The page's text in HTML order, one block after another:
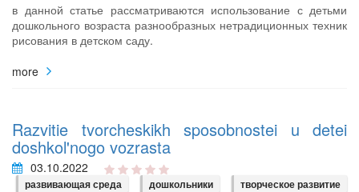
в данной статье рассматриваются использование с детьми
дошкольного возраста разнообразных нетрадиционных техник
рисования в детском саду.
more
Razvitie tvorcheskikh sposobnostei u detei
doshkol'nogo vozrasta
03.10.2022
развивающая среда дошкольники
творческое развитие